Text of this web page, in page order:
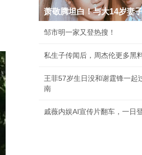
萧敬腾坦白！与大14岁妻
邹市明一家又登热搜！
私生子传闻后，周杰伦更多黑
王菲57岁生日没和谢霆锋一起
南
戚薇内娱AI宣传片翻车，一日